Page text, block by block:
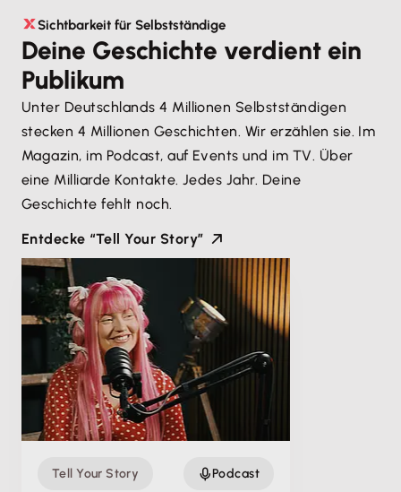
Sichtbarkeit für Selbstständige
Deine Geschichte verdient ein
Publikum
Unter Deutschlands 4 Millionen Selbstständigen
stecken 4 Millionen Geschichten. Wir erzählen sie. Im
Magazin, im Podcast, auf Events und im TV. Über
eine Milliarde Kontakte. Jedes Jahr. Deine
Geschichte fehlt noch.
Entdecke “Tell Your Story”
Tell Your Story Podcast